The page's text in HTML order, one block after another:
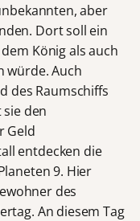
aber
Dort soll ein
König als auch
würde. Auch
des Raumschiffs
den
Geld
entdecken die
9. Hier
des
An diesem Tag